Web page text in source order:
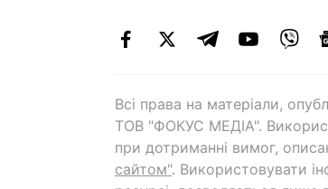
Всі права на матеріали,
ТОВ "ФОКУС МЕДІА".
при дотриманні вимог,
сайтом". Використовувати